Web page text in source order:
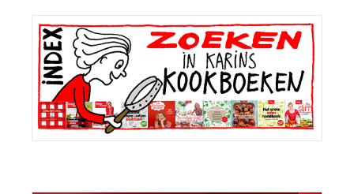
Primaire
Sidebar